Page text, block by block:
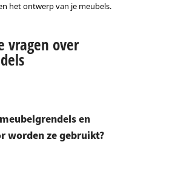
het ontwerp van je meubels.
vragen over
en
worden ze gebruikt?